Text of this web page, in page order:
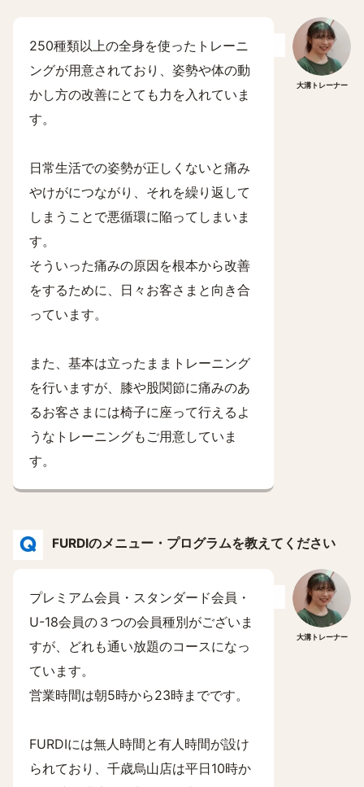
大溝トレーナー
250種類以上の全身を使ったトレーニ
ングが用意されており、姿勢や体の動
かし方の改善にとても力を入れていま
す。
日常生活での姿勢が正しくないと痛み
やけがにつながり、それを繰り返して
しまうことで悪循環に陥ってしまいま
す。
そういった痛みの原因を根本から改善
をするために、日々お客さまと向き合
っています。
また、基本は立ったままトレーニング
を行いますが、膝や股関節に痛みのあ
るお客さまには椅子に座って行えるよ
うなトレーニングもご用意していま
す。
FURDIのメニュー・プログラムを教えてください
大溝トレーナー
プレミアム会員・スタンダード会員・
U-18会員の３つの会員種別がございま
すが、どれも通い放題のコースになっ
ています。
営業時間は朝5時から23時までです。
FURDIには無人時間と有人時間が設け
られており、千歳烏山店は平日10時か